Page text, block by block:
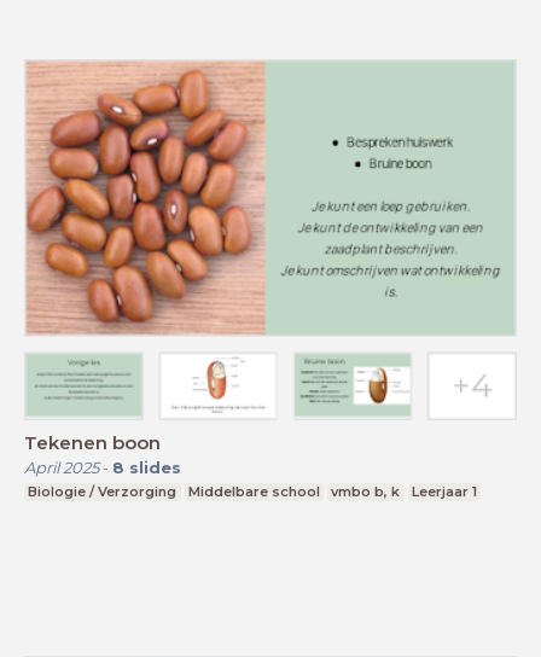
Tekenen boon
April 2025- 8 slides
Biologie / Verzorging Middelbare school vmbo b, k Leerjaar 1